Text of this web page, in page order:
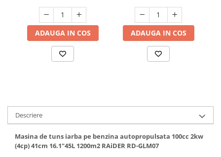
Hote bucatarie
Consumabile
Hota tavan
Hote cupolare
Hote decorative
Hote traditionale
Masini de Spalat Rufe & Uscatoare
Accesorii masini de spalat &
uscatoare
ADAUGA IN COS ADAUGA IN COS
Descriere
Masina de tuns iarba pe benzina autopropulsata 100cc 2kw
(4cp) 41cm 16.1"45L 1200m2 RAiDER RD-GLM07